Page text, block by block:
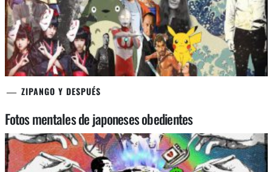
ZIPANGO Y DESPUÉS
Fotos mentales de japoneses obedientes